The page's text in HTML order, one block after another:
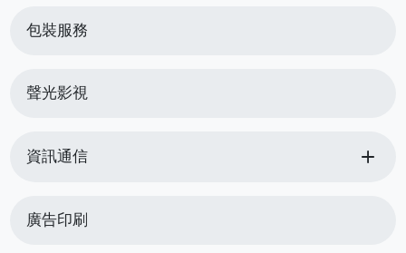
包裝服務
聲光影視
資訊通信 add
廣告印刷